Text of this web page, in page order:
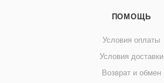
ПОМОЩЬ
Условия оплаты
Условия доставки
Возврат и обмен